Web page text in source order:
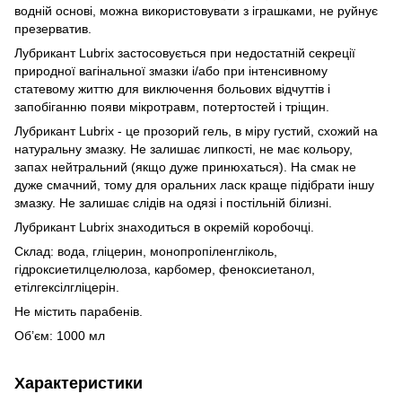
водній основі, можна використовувати з іграшками, не руйнує
презерватив.
Лубрикант Lubrix застосовується при недостатній секреції
природної вагінальної змазки і/або при інтенсивному
статевому життю для виключення больових відчуттів і
запобіганню появи мікротравм, потертостей і тріщин.
Лубрикант Lubrix - це прозорий гель, в міру густий, схожий на
натуральну змазку. Не залишає липкості, не має кольору,
запах нейтральний (якщо дуже принюхаться). На смак не
дуже смачний, тому для оральних ласк краще підібрати іншу
змазку. Не залишає слідів на одязі і постільній білизні.
Лубрикант Lubrix знаходиться в окремій коробочці.
Склад: вода, гліцерин, монопропіленгліколь,
гідроксиетилцелюлоза, карбомер, феноксиетанол,
етілгексілгліцерін.
Не містить парабенів.
Об’єм: 1000 мл
Характеристики